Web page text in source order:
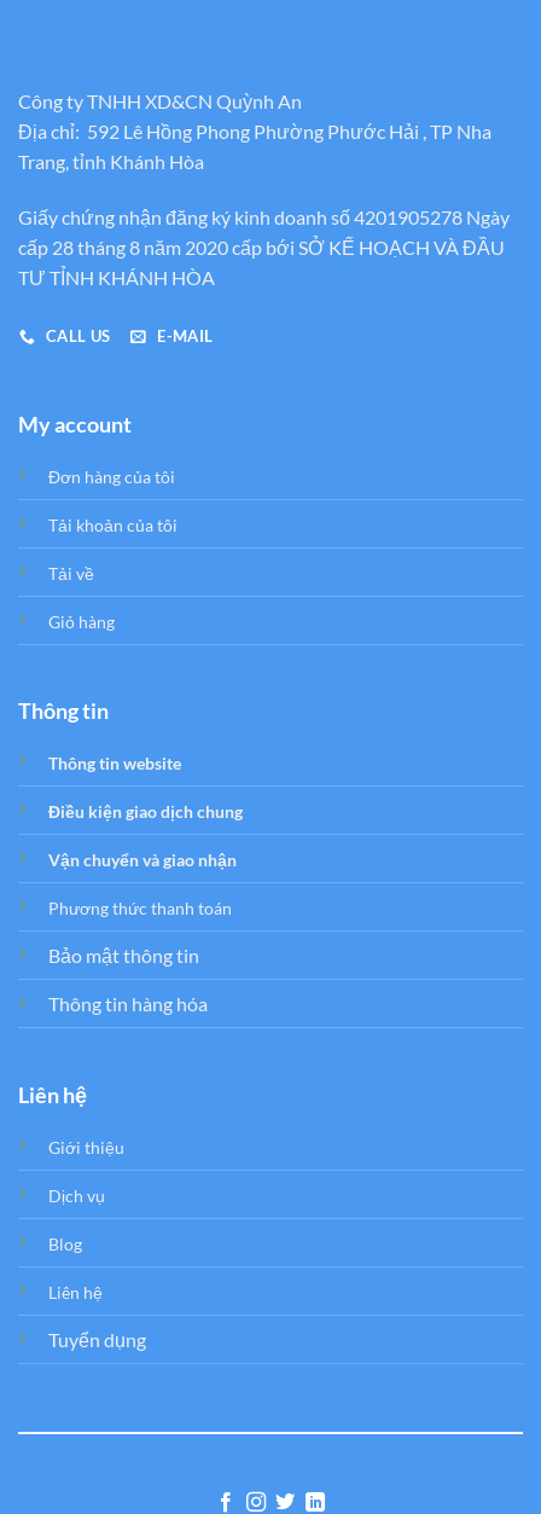
Công ty TNHH XD&CN Quỳnh An
Địa chỉ: 592 Lê Hồng Phong Phường Phước Hải , TP Nha
Trang, tỉnh Khánh Hòa
Giấy chứng nhận đăng ký kinh doanh số 4201905278 Ngày
cấp 28 tháng 8 năm 2020 cấp bới SỞ KẾ HOẠCH VÀ ĐẦU
TƯ TỈNH KHÁNH HÒA
CALL US E-MAIL
My account
Đơn hàng của tôi
Tải khoản của tôi
Tải về
Giỏ hàng
Thông tin
Thông tin website
Điều kiện giao dịch chung
Vận chuyển và giao nhận
Phương thức thanh toán
Bảo mật thông tin
Thông tin hàng hóa
Liên hệ
Giới thiệu
Dịch vụ
Blog
Liên hệ
Tuyển dụng